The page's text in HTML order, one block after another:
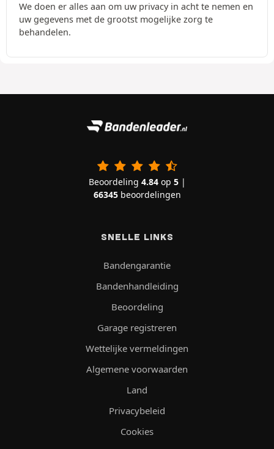
We doen er alles aan om uw privacy in acht te nemen en
uw gegevens met de grootst mogelijke zorg te
behandelen.
Beoordeling 4.84op 5|
66345beoordelingen
SNELLE LINKS
Bandengarantie
Bandenhandleiding
Beoordeling
Garage registreren
Wettelijke vermeldingen
Algemene voorwaarden
Land
Privacybeleid
Cookies